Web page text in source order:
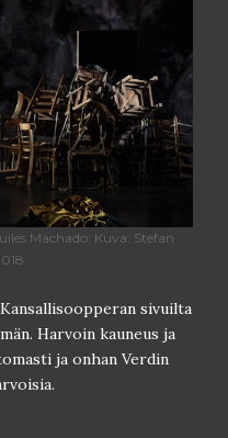
Machado. Kuva: Stefan
sivuilta
Harvoin kauneus ja
ja onhan Verdin